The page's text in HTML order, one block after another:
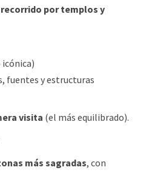
por templos y
fuentes y estructuras
visita (el más equilibrado).
más sagradas, con